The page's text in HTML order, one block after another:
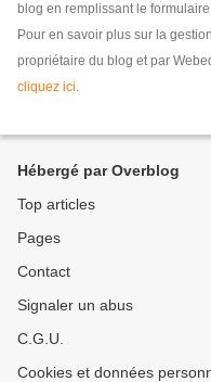
blog en remplissant le
Pour en savoir plus sur la
propriétaire du blog et par
cliquez ici.
Hébergé par Overblog
Top articles
Pages
Contact
Signaler un abus
C.G.U.
Cookies et données